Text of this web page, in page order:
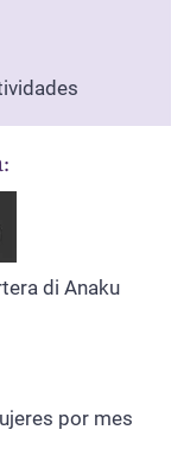
di Anaku
por mes